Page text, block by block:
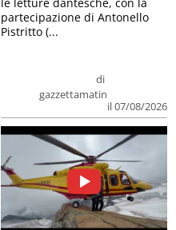
di
gazzettamatin
il 07/08/2026
partecipazione di Antonello
Pistritto (...